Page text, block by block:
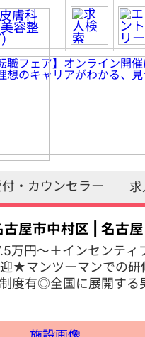
付・カウンセラー
古屋市中村区 | 名古屋
万円～＋インセンティ
★マンツーマンでの
度有◎全国に展開する